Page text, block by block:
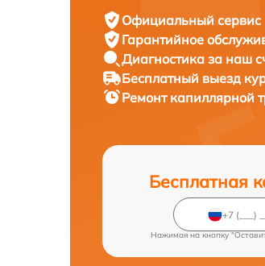
Официальный сервис
Гарантийное
Диагностика за наш
Бесплатный выезд
Ремонт капиллярной
Бесплатная
Нажимая на кнопку